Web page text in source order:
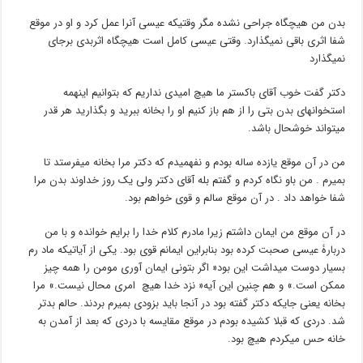
بدن من هیچگاه جراحی نشده مگر وقتیکه عیسی آنرا عمل کرد و او در موقع
شفا اثری باقی نمیگذارد. وقتی عیسی کامل است هیچگاه اثربدی برجای
نمیگذارد
دکتر گفت خوب آقای باکستر ما هیچ امیدی نداریم که بتوانیم اینهمه
استخوانهای بدن بتی را از هم باز کنیم او را بخانه ببرید و بگذارید هر قدر
میتواند خوشحال باشد.
من در آن موقع یازده ساله بودم و نفهمیدم که دکتر مرا بخانه میفرستد تا
بمیرم . من باو نگاه کردم و گفتم بله آقای دکتر ولی یک روز خداوند بدن مرا
شفا خواهد داد . در آن موقع سالم و قوی خواهم بود.
در آن موقع من ایمان داشتم زیرا مادرم کلام خدا را برایم خوانده و با من
دربارۀ عیسی صحبت کرده بود بنابراین ایمانم قوی بود. یکی از آیاتیکه ماد رم
بسیار دوست میداشت این بود« اگر بتونی ایمان آوری مومن را همه چیز
ممکن است.» و هم چنین این آیه« نزد خدا هیچ امری محال نیست.» مرا
بخانه یعنی جایکه دکتر گفته بود در آنجا باید بزودی بمیرم بردند. حالم بدتر
شد. دردی که قبلا کشیده بودم در موقع مقایسه با دردی که بعد از آمدن به
خانه حس میکردم هیچ بود.